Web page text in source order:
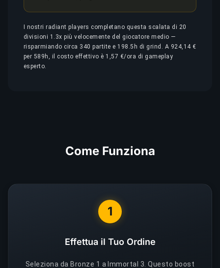
I nostri radiant players completano questa scalata di 20
divisioni 1.3x più velocemente del giocatore medio —
risparmiando circa 340 partite e 198.5h di grind. A 924,14 €
per 589h, il costo effettivo è 1,57 €/ora di gameplay
esperto.
Come Funziona
1
Effettua il Tuo Ordine
Seleziona da Bronze 1 a Immortal 3. Questo boost